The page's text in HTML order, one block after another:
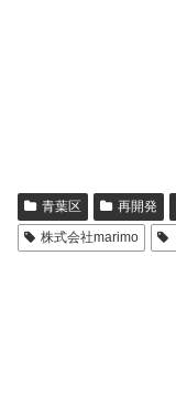
青葉区 再開発
株式会社marimo